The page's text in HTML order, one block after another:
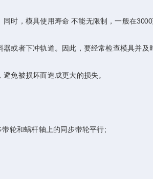
，模具使用寿命 不能无限制，一般在
者下冲轨道。因此，要经常检查模具并及
免被损坏而造成更大的损失。
轮和蜗杆轴上的同步带轮平行;